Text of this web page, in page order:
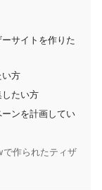
サイトを作りた
い方
たい方
ンを計画してい
作られたティザ